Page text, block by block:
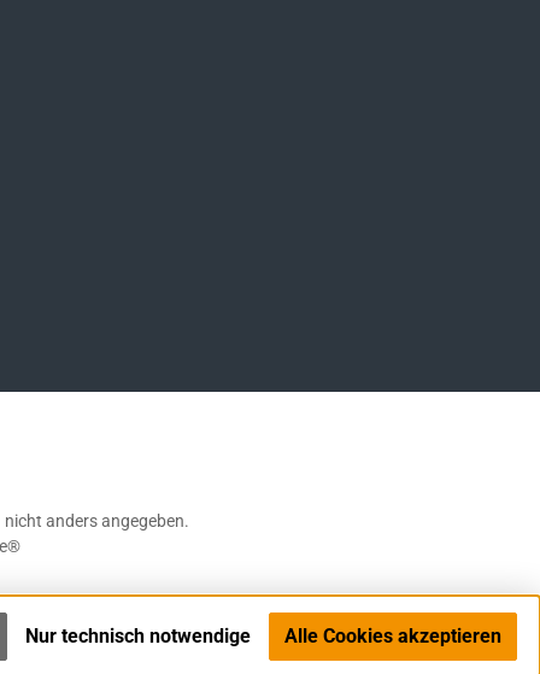
anders angegeben.
Nur technisch notwendige Alle Cookies akzeptieren